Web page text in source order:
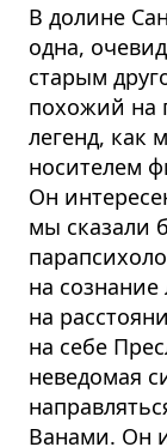
В долине
одна,
старым
похожий на
легенд, как
носителем
Он
мы сказали
на
на
на себе
неведомая
Ванами. Он